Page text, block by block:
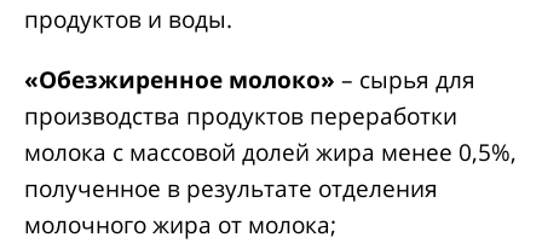
продуктов и воды.
«Обезжиренное молоко» – сырья для
производства продуктов переработки
молока с массовой долей жира менее 0,5%,
полученное в результате отделения
молочного жира от молока;